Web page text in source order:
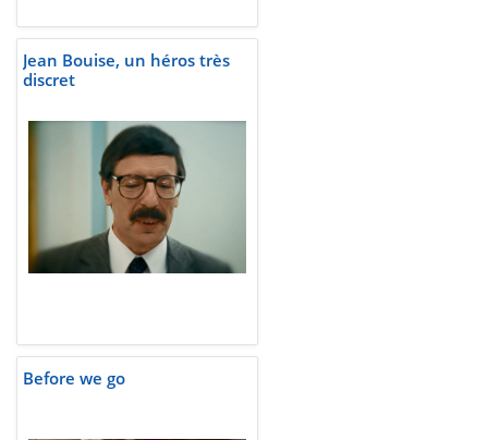
Jean Bouise, un héros très
discret
Before we go